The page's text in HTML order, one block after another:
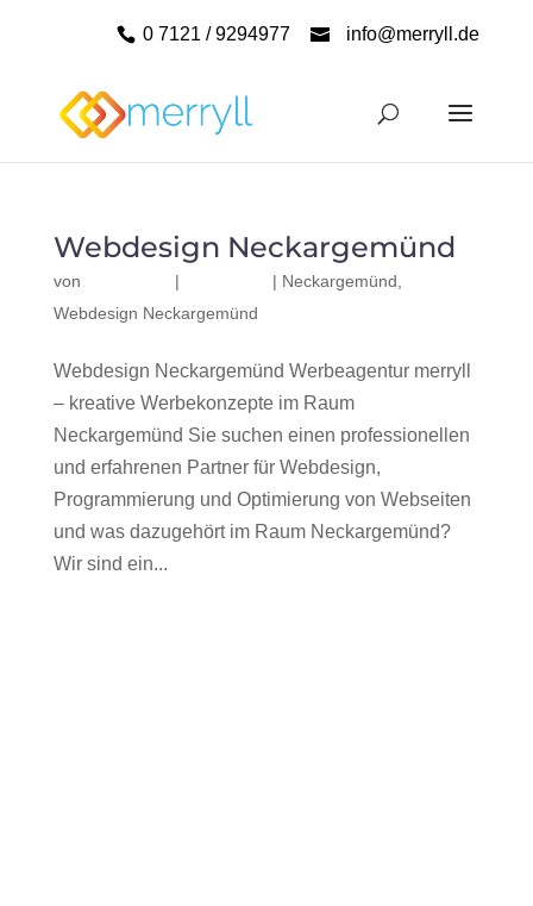
0 7121 / 9294977 info@merryll.de
Webdesign Neckargemünd
von | | Neckargemünd
Webdesign Neckargemünd
Webdesign Neckargemünd Werbeagentur merryll
– kreative Werbekonzepte im Raum
Neckargemünd Sie suchen einen professionellen
und erfahrenen Partner für Webdesign,
Programmierung und Optimierung von Webseiten
und was dazugehört im Raum Neckargemünd?
Wir sind ein...